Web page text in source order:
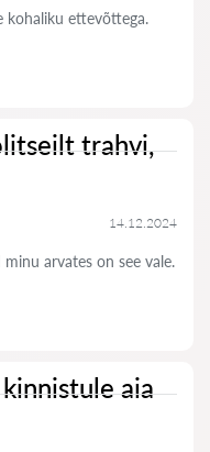
kohaliku ettevõttega.
trahvi,
14.12.2024
arvates on see vale.
aia